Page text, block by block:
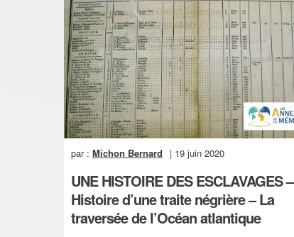
par : Michon Bernard | 19 juin 2020
UNE HISTOIRE DES ESCLAVAGES –
Histoire d’une traite négrière – La
traversée de l’Océan atlantique